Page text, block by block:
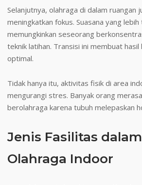
Selanjutnya, olahraga di dalam ruangan
meningkatkan fokus. Suasana yang lebih
memungkinkan seseorang
teknik latihan. Transisi ini membuat
optimal.
Tidak hanya itu, aktivitas fisik di area
mengurangi stres. Banyak orang
berolahraga karena tubuh melepaskan
Jenis Fasilitas
Olahraga Indoor